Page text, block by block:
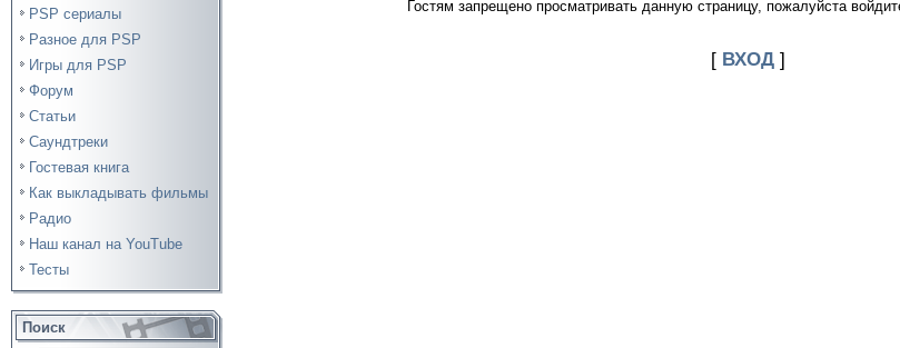
PSP сериалы
Разное для PSP
Игры для PSP
Форум
Статьи
Саундтреки
Гостевая книга
Как выкладывать фильмы
Радио
Наш канал на YouTube
Тесты
Поиск
Гостям запрещено просматривать данную страницу, пожалуйста
[ ВХОД]